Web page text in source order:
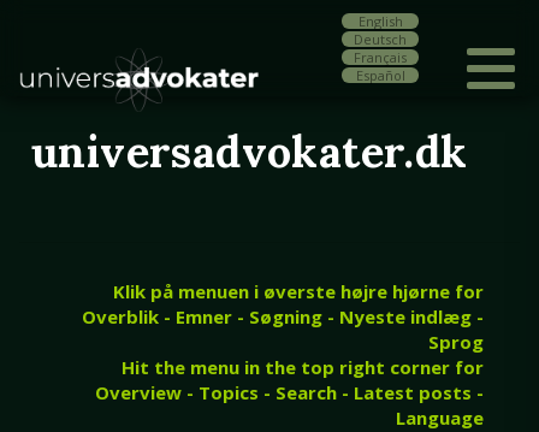
English
Deutsch
Français
Español
universadvokater.dk
Klik på menuen i øverste højre hjørne for
Overblik - Emner - Søgning - Nyeste indlæg -
Sprog
Hit the menu in the top right corner for
Overview - Topics - Search - Latest posts -
Language